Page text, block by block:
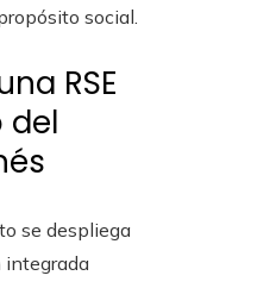
social.
RSE
del
se despliega
integrada